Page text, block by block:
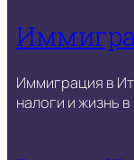
Иммиграция в
налоги и жизнь